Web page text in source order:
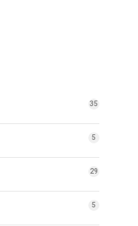
35
5
29
5